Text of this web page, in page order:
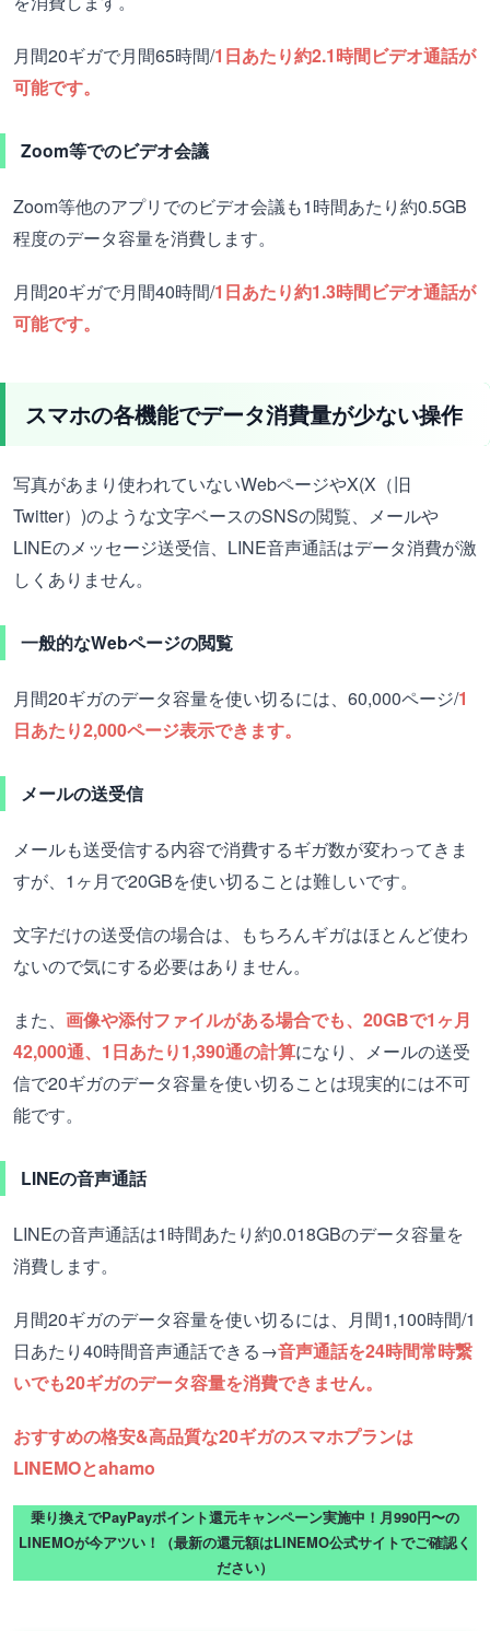
月間20ギガで月間65時間/1日あたり約2.1時間ビデオ通話が
可能です。
Zoom等でのビデオ会議
Zoom等他のアプリでのビデオ会議も1時間あたり約0.5GB
程度のデータ容量を消費します。
月間20ギガで月間40時間/1日あたり約1.3時間ビデオ通話が
可能です。
スマホの各機能でデータ消費量が少ない操作
写真があまり使われていないWebページやX(X（旧
Twitter）)のような文字ベースのSNSの閲覧、メールや
LINEのメッセージ送受信、LINE音声通話はデータ消費が激
しくありません。
一般的なWebページの閲覧
月間20ギガのデータ容量を使い切るには、60,000ページ/1
日あたり2,000ページ表示できます。
メールの送受信
メールも送受信する内容で消費するギガ数が変わってきま
すが、1ヶ月で20GBを使い切ることは難しいです。
文字だけの送受信の場合は、もちろんギガはほとんど使わ
ないので気にする必要はありません。
また、 画像や添付ファイルがある場合でも、20GBで1ヶ月
42,000通、1日あたり1,390通の計算になり、メールの送受
信で20ギガのデータ容量を使い切ることは現実的には不可
能です。
LINEの音声通話
LINEの音声通話は1時間あたり約0.018GBのデータ容量を
消費します。
月間20ギガのデータ容量を使い切るには、月間1,100時間/1
日あたり40時間音声通話できる→音声通話を24時間常時繋
いでも20ギガのデータ容量を消費できません。
おすすめの格安&高品質な20ギガのスマホプランは
LINEMOとahamo
乗り換えでPayPayポイント還元キャンペーン実施中！月990円〜の
LINEMOが今アツい！（最新の還元額はLINEMO公式サイトでご確認く
ださい）